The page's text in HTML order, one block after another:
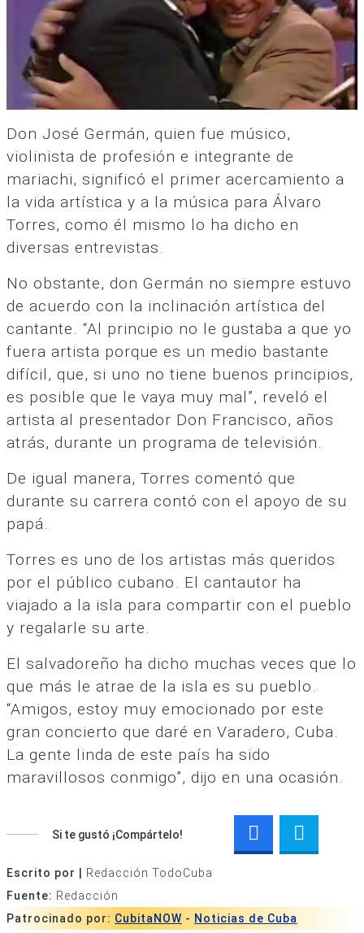
Don José Germán, quien fue músico,
violinista de profesión e integrante de
mariachi, significó el primer acercamiento a
la vida artística y a la música para Álvaro
Torres, como él mismo lo ha dicho en
diversas entrevistas.
No obstante, don Germán no siempre estuvo
de acuerdo con la inclinación artística del
cantante. “Al principio no le gustaba a que yo
fuera artista porque es un medio bastante
difícil, que, si uno no tiene buenos principios,
es posible que le vaya muy mal”, reveló el
artista al presentador Don Francisco, años
atrás, durante un programa de televisión.
De igual manera, Torres comentó que
durante su carrera contó con el apoyo de su
papá.
Torres es uno de los artistas más queridos
por el público cubano. El cantautor ha
viajado a la isla para compartir con el pueblo
y regalarle su arte.
El salvadoreño ha dicho muchas veces que lo
que más le atrae de la isla es su pueblo.
“Amigos, estoy muy emocionado por este
gran concierto que daré en Varadero, Cuba.
La gente linda de este país ha sido
maravillosos conmigo”, dijo en una ocasión.
Si te gustó ¡Compártelo!
Escrito por |
Redacción TodoCuba
Fuente: Redacción
Patrocinado por: CubitaNOW - Noticias de Cuba